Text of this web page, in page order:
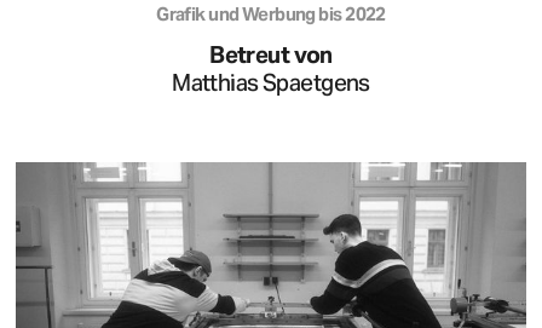
Grafik und Werbung bis2022
Betreut von
Matthias Spaetgens